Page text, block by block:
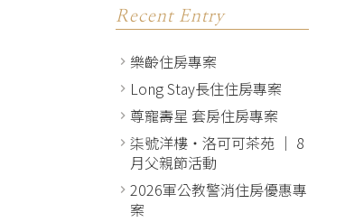
Recent Entry
樂齡住房專案
Long Stay長住住房專案
尊寵壽星 套房住房專案
柒號洋樓・洛可可茶苑 │ 8
月父親節活動
2026軍公教警消住房優惠專
案